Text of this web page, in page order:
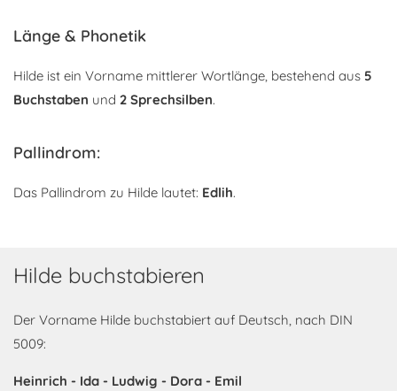
Länge & Phonetik
Hilde ist ein Vorname mittlerer Wortlänge, bestehend aus 5
Buchstaben und 2 Sprechsilben.
Pallindrom:
Das Pallindrom zu Hilde lautet: Edlih.
Hilde buchstabieren
Der Vorname Hilde buchstabiert auf Deutsch, nach DIN
5009:
Heinrich - Ida - Ludwig - Dora - Emil